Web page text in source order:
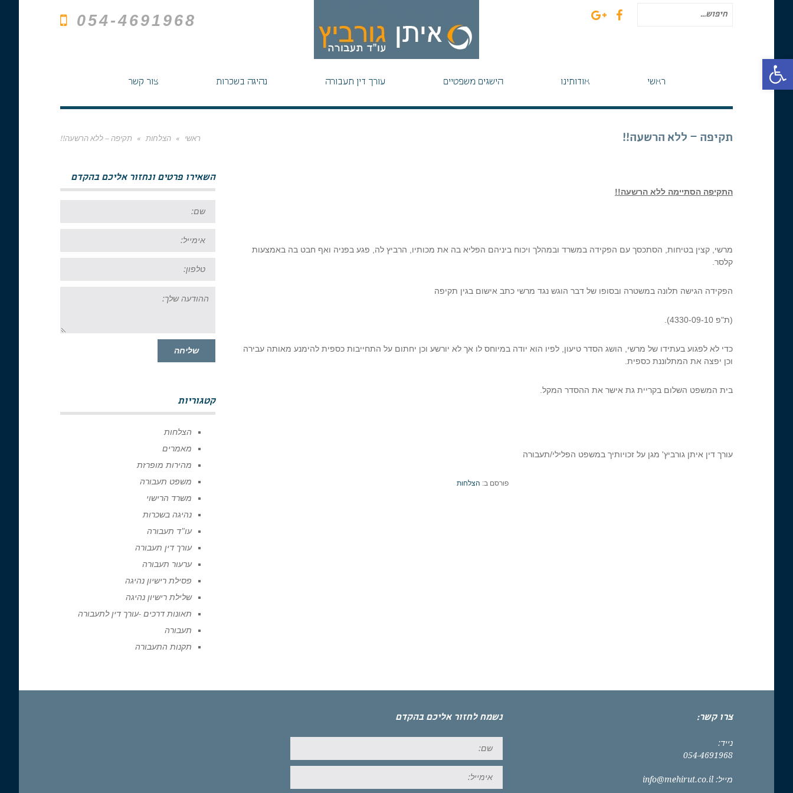
פתח סרגל נגישות
054-4691968
ראשי אודותינו הישגים משפטיים עורך דין תעבורה נהיגה בשכרות צור קשר
תקיפה – ללא הרשעה!! ראשי » הצלחות » תקיפה – ללא הרשעה!!
התקיפה הסתיימה ללא הרשעה!!
מרשי, קצין בטיחות, הסתכסך עם הפקידה במשרד ובמהלך ויכוח ביניהם הפליא בה את מכותיו, הרביץ לה, פגע בפניה ואף חבט בה באמצעות
קלסר.
הפקידה הגישה תלונה במשטרה ובסופו של דבר הוגש נגד מרשי כתב אישום בגין תקיפה
(ת"פ 4330-09-10).
כדי לא לפגוע בעתידו של מרשי, הושג הסדר טיעון, לפיו הוא יודה במיוחס לו אך לא יורשע וכן יחתום על התחייבות כספית להימנע מאותה עבירה
וכן יפצה את המתלוננת כספית.
בית המשפט השלום בקריית גת אישר את ההסדר המקל.
עורך דין איתן גורביץ' מגן על זכויותיך במשפט הפלילי/תעבורה
פורסם ב: הצלחות
השאירו פרטים ונחזור אליכם בהקדם
שלך:
שליחה
קטגוריות
הצלחות
מאמרים
מהירות מופרזת
משפט תעבורה
משרד הרישוי
נהיגה בשכרות
עו"ד תעבורה
עורך דין תעבורה
ערעור תעבורה
פסילת רישיון נהיגה
שלילת רישיון נהיגה
תאונות דרכים -עורך דין לתעבורה
תעבורה
תקנות התעבורה
צרו קשר:
נייד:
054-4691968
מייל: info@mehirut.co.il
נשמח לחזור אליכם בהקדם